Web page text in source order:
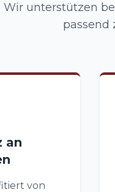
Wir unterstützen
passend
an
von